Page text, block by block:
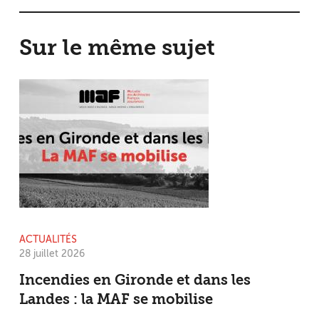
Sur le même sujet
ACTUALITÉS
28 juillet 2026
Incendies en Gironde et dans les
Landes : la MAF se mobilise